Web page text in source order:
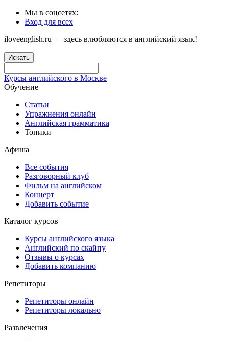
Мы в соцсетях:
Вход для всех
iloveenglish.ru — здесь влюбляются в английский язык!
Искать
Курсы английского в Москве
Обучение
Статьи
Упражнения онлайн
Английская грамматика
Топики
Афиша
Все события
Разговорный клуб
Фильм на английском
Концерт
Добавить событие
Каталог курсов
Курсы английского языка
Английский по скайпу
Отзывы о курсах
Добавить компанию
Репетиторы
Репетиторы онлайн
Репетиторы локально
Развлечения